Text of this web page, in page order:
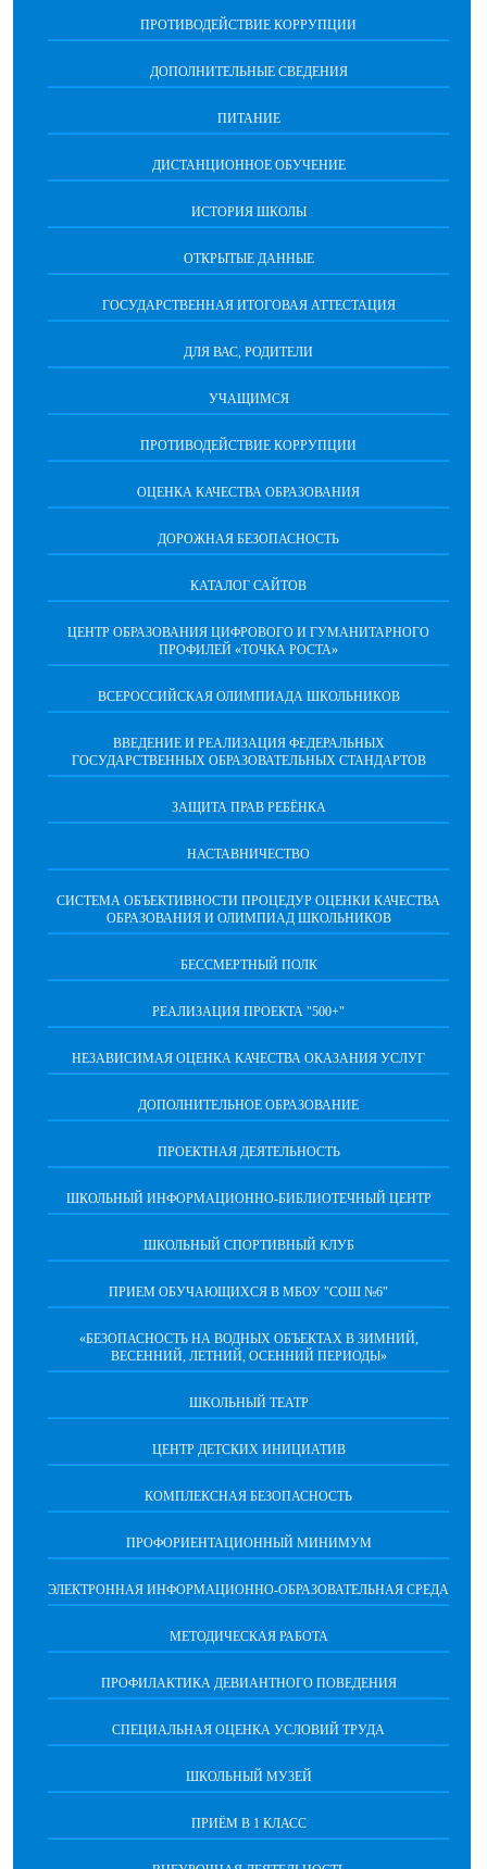
ПРОТИВОДЕЙСТВИЕ КОРРУПЦИИ
ДОПОЛНИТЕЛЬНЫЕ СВЕДЕНИЯ
ПИТАНИЕ
ДИСТАНЦИОННОЕ ОБУЧЕНИЕ
ИСТОРИЯ ШКОЛЫ
ОТКРЫТЫЕ ДАННЫЕ
ГОСУДАРСТВЕННАЯ ИТОГОВАЯ АТТЕСТАЦИЯ
ДЛЯ ВАС, РОДИТЕЛИ
УЧАЩИМСЯ
ПРОТИВОДЕЙСТВИЕ КОРРУПЦИИ
ОЦЕНКА КАЧЕСТВА ОБРАЗОВАНИЯ
ДОРОЖНАЯ БЕЗОПАСНОСТЬ
КАТАЛОГ САЙТОВ
ЦЕНТР ОБРАЗОВАНИЯ ЦИФРОВОГО И ГУМАНИТАРНОГО
ПРОФИЛЕЙ «ТОЧКА РОСТА»
ВСЕРОССИЙСКАЯ ОЛИМПИАДА ШКОЛЬНИКОВ
ВВЕДЕНИЕ И РЕАЛИЗАЦИЯ ФЕДЕРАЛЬНЫХ
ГОСУДАРСТВЕННЫХ ОБРАЗОВАТЕЛЬНЫХ СТАНДАРТОВ
ЗАЩИТА ПРАВ РЕБЁНКА
НАСТАВНИЧЕСТВО
CИСТЕМА ОБЪЕКТИВНОСТИ ПРОЦЕДУР ОЦЕНКИ КАЧЕСТВА
ОБРАЗОВАНИЯ И ОЛИМПИАД ШКОЛЬНИКОВ
БЕССМЕРТНЫЙ ПОЛК
РЕАЛИЗАЦИЯ ПРОЕКТА "500+"
НЕЗАВИСИМАЯ ОЦЕНКА КАЧЕСТВА ОКАЗАНИЯ УСЛУГ
ДОПОЛНИТЕЛЬНОЕ ОБРАЗОВАНИЕ
ПРОЕКТНАЯ ДЕЯТЕЛЬНОСТЬ
ШКОЛЬНЫЙ ИНФОРМАЦИОННО-БИБЛИОТЕЧНЫЙ ЦЕНТР
ШКОЛЬНЫЙ СПОРТИВНЫЙ КЛУБ
ПРИЕМ ОБУЧАЮЩИХСЯ В МБОУ "СОШ №6"
«БЕЗОПАСНОСТЬ НА ВОДНЫХ ОБЪЕКТАХ В ЗИМНИЙ,
ВЕСЕННИЙ, ЛЕТНИЙ, ОСЕННИЙ ПЕРИОДЫ»
ШКОЛЬНЫЙ ТЕАТР
ЦЕНТР ДЕТСКИХ ИНИЦИАТИВ
КОМПЛЕКСНАЯ БЕЗОПАСНОСТЬ
ПРОФОРИЕНТАЦИОННЫЙ МИНИМУМ
ЭЛЕКТРОННАЯ ИНФОРМАЦИОННО-ОБРАЗОВАТЕЛЬНАЯ СРЕДА
МЕТОДИЧЕСКАЯ РАБОТА
ПРОФИЛАКТИКА ДЕВИАНТНОГО ПОВЕДЕНИЯ
СПЕЦИАЛЬНАЯ ОЦЕНКА УСЛОВИЙ ТРУДА
ШКОЛЬНЫЙ МУЗЕЙ
ПРИЁМ В 1 КЛАСС